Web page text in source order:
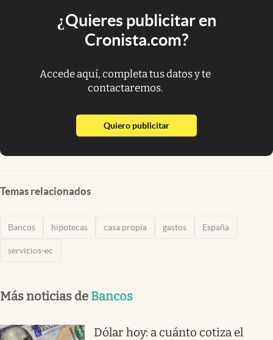
¿Quieres publicitar en
Cronista.com?
Accede aquí, completa tus datos y te
contactaremos.
Quiero publicitarabre en nueva pestaña
Temas relacionados
Bancos hipotecas casa propia gastos España
servicios-ec
Más noticias de Bancos
Dólar hoy: a cuánto cotiza el